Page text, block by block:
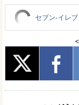
セブン-イレ